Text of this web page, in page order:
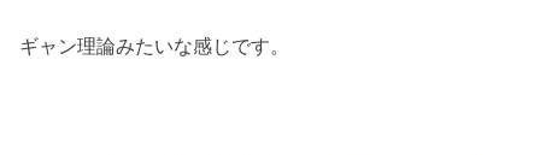
ギャン理論みたいな感じです。